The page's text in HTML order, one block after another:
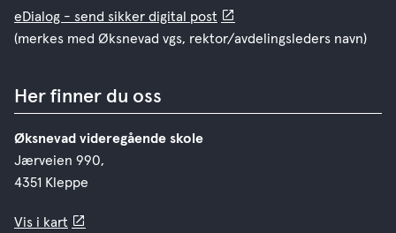
eDialog - send sikker digital post
(merkes med Øksnevad vgs, rektor/avdelingsleders navn)
Her finner du oss
Øksnevad videregående skole
Jærveien 990,
4351 Kleppe
Vis i kart